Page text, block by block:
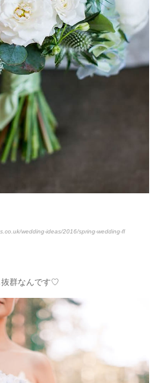
wedding-ideas/2016/spring-wedding-fl
抜群なんです♡